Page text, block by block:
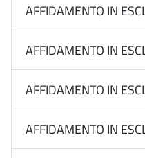
AFFIDAMENTO IN
AFFIDAMENTO IN
AFFIDAMENTO IN
AFFIDAMENTO IN